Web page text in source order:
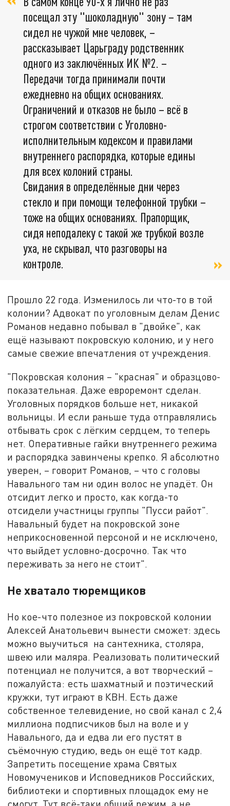
посещал эту "шоколадную" зону – там
сидел не чужой мне человек, –
рассказывает Царьграду родственник
одного из заключённых ИК №2. –
Передачи тогда принимали почти
ежедневно на общих основаниях.
Ограничений и отказов не было – всё в
строгом соответствии с Уголовно-
исполнительным кодексом и правилами
внутреннего распорядка, которые едины
для всех колоний страны.
Свидания в определённые дни через
стекло и при помощи телефонной трубки –
тоже на общих основаниях. Прапорщик,
сидя неподалеку с такой же трубкой возле
уха, не скрывал, что разговоры на
контроле.
Прошло 22 года. Изменилось ли что-то в той
колонии? Адвокат по уголовным делам Денис
Романов недавно побывал в "двойке", как
ещё называют покровскую колонию, и у него
самые свежие впечатления от учреждения.
"Покровская колония – "красная" и образцово-
показательная. Даже евроремонт сделан.
Уголовных порядков больше нет, никакой
вольницы. И если раньше туда отправлялись
отбывать срок с лёгким сердцем, то теперь
нет. Оперативные гайки внутреннего режима
и распорядка завинчены крепко. Я абсолютно
уверен, – говорит Романов, – что с головы
Навального там ни один волос не упадёт. Он
отсидит легко и просто, как когда-то
отсидели участницы группы "Пусси райот".
Навальный будет на покровской зоне
неприкосновенной персоной и не исключено,
что выйдет условно-досрочно. Так что
переживать за него не стоит".
Не хватало тюремщиков
Но кое-что полезное из покровской колонии
Алексей Анатольевич вынести сможет: здесь
можно выучиться на сантехника, столяра,
швею или маляра. Реализовать политический
потенциал не получится, а вот творческий –
пожалуйста: есть шахматный и поэтический
кружки, тут играют в КВН. Есть даже
собственное телевидение, но свой канал с 2,4
миллиона подписчиков был на воле и у
Навального, да и едва ли его пустят в
съёмочную студию, ведь он ещё тот кадр.
Запретить посещение храма Святых
Новомучеников и Исповедников Российских,
библиотеки и спортивных площадок ему не
смогут. Тут всё-таки общий режим, а не